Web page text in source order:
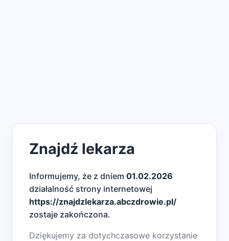
Znajdź lekarza
Informujemy, że z dniem 01.02.2026
działalność strony internetowej
https://znajdzlekarza.abczdrowie.pl/
zostaje zakończona.
Dziękujemy za dotychczasowe korzystanie